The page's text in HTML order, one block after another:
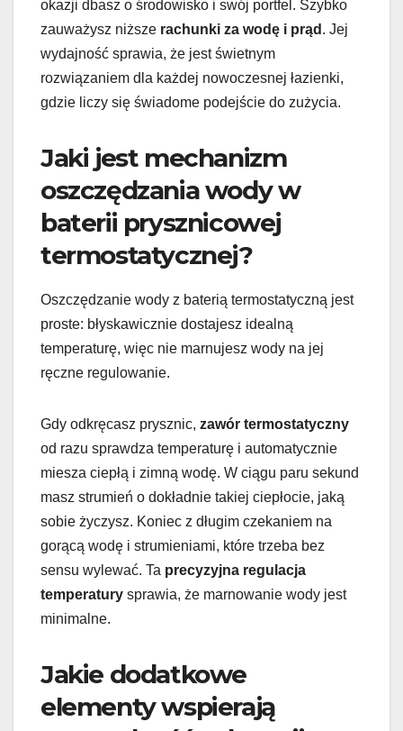
okazji dbasz o środowisko i swój portfel. Szybko
zauważysz niższe rachunki za wodę i prąd . Jej
wydajność sprawia, że jest świetnym
rozwiązaniem dla każdej nowoczesnej łazienki,
gdzie liczy się świadome podejście do zużycia.
Jaki jest mechanizm
oszczędzania wody w
baterii prysznicowej
termostatycznej?
Oszczędzanie wody z baterią termostatyczną jest
proste: błyskawicznie dostajesz idealną
temperaturę, więc nie marnujesz wody na jej
ręczne regulowanie.
Gdy odkręcasz prysznic, zawór termostatyczny
od razu sprawdza temperaturę i automatycznie
miesza ciepłą i zimną wodę. W ciągu paru sekund
masz strumień o dokładnie takiej ciepłocie, jaką
sobie życzysz. Koniec z długim czekaniem na
gorącą wodę i strumieniami, które trzeba bez
sensu wylewać. Ta precyzyjna regulacja
temperatury sprawia, że marnowanie wody jest
minimalne.
Jakie dodatkowe
elementy wspierają